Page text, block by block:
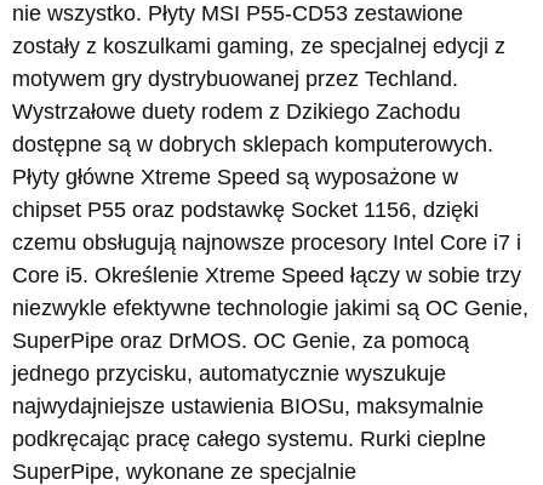
nie wszystko. Płyty MSI P55-CD53 zestawione
zostały z koszulkami gaming, ze specjalnej edycji z
motywem gry dystrybuowanej przez Techland.
Wystrzałowe duety rodem z Dzikiego Zachodu
dostępne są w dobrych sklepach komputerowych.
Płyty główne Xtreme Speed są wyposażone w
chipset P55 oraz podstawkę Socket 1156, dzięki
czemu obsługują najnowsze procesory Intel Core i7 i
Core i5. Określenie Xtreme Speed łączy w sobie trzy
niezwykle efektywne technologie jakimi są OC Genie,
SuperPipe oraz DrMOS. OC Genie, za pomocą
jednego przycisku, automatycznie wyszukuje
najwydajniejsze ustawienia BIOSu, maksymalnie
podkręcając pracę całego systemu. Rurki cieplne
SuperPipe, wykonane ze specjalnie